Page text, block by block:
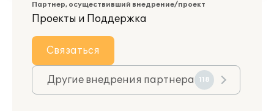
Партнер, осуществивший внедрение/проект
Проекты и Поддержка
Связаться
Другие внедрения партнера 118